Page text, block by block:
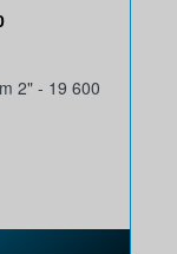
2" - 19 600